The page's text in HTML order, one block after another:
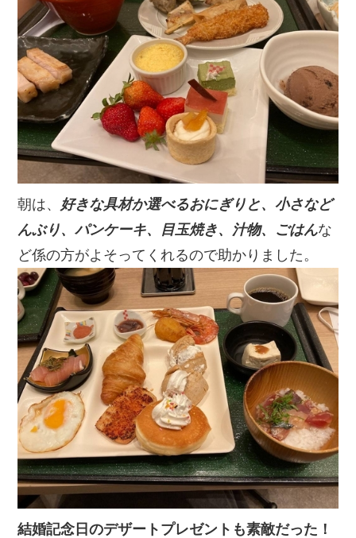
朝は、 好きな具材か選べるおにぎりと、小さなど
んぶり、パンケーキ、目玉焼き、汁物、ごはんな
ど係の方がよそってくれるので助かりました。
結婚記念日のデザートプレゼントも素敵だった！